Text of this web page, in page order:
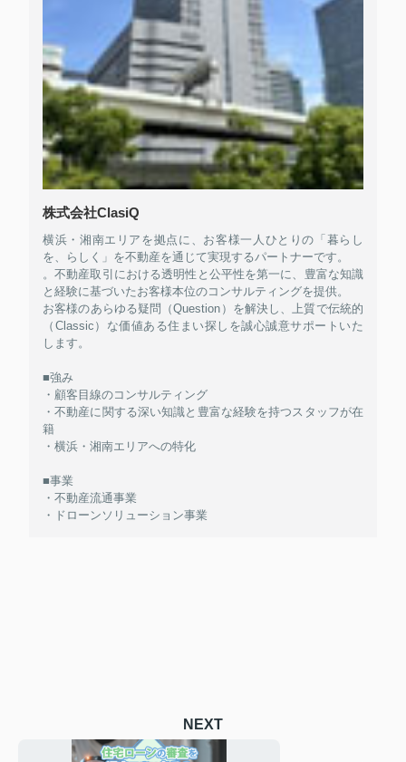
株式会社ClasiQ
横浜・湘南エリアを拠点に、お客様一人ひとりの「暮らし
を、らしく」を不動産を通じて実現するパートナーです。
。不動産取引における透明性と公平性を第一に、豊富な知識
と経験に基づいたお客様本位のコンサルティングを提供。
お客様のあらゆる疑問（Question）を解決し、上質で伝統的
（Classic）な価値ある住まい探しを誠心誠意サポートいた
します。
■強み
・顧客目線のコンサルティング
・不動産に関する深い知識と豊富な経験を持つスタッフが在
籍
・横浜・湘南エリアへの特化
■事業
・不動産流通事業
・ドローンソリューション事業
NEXT